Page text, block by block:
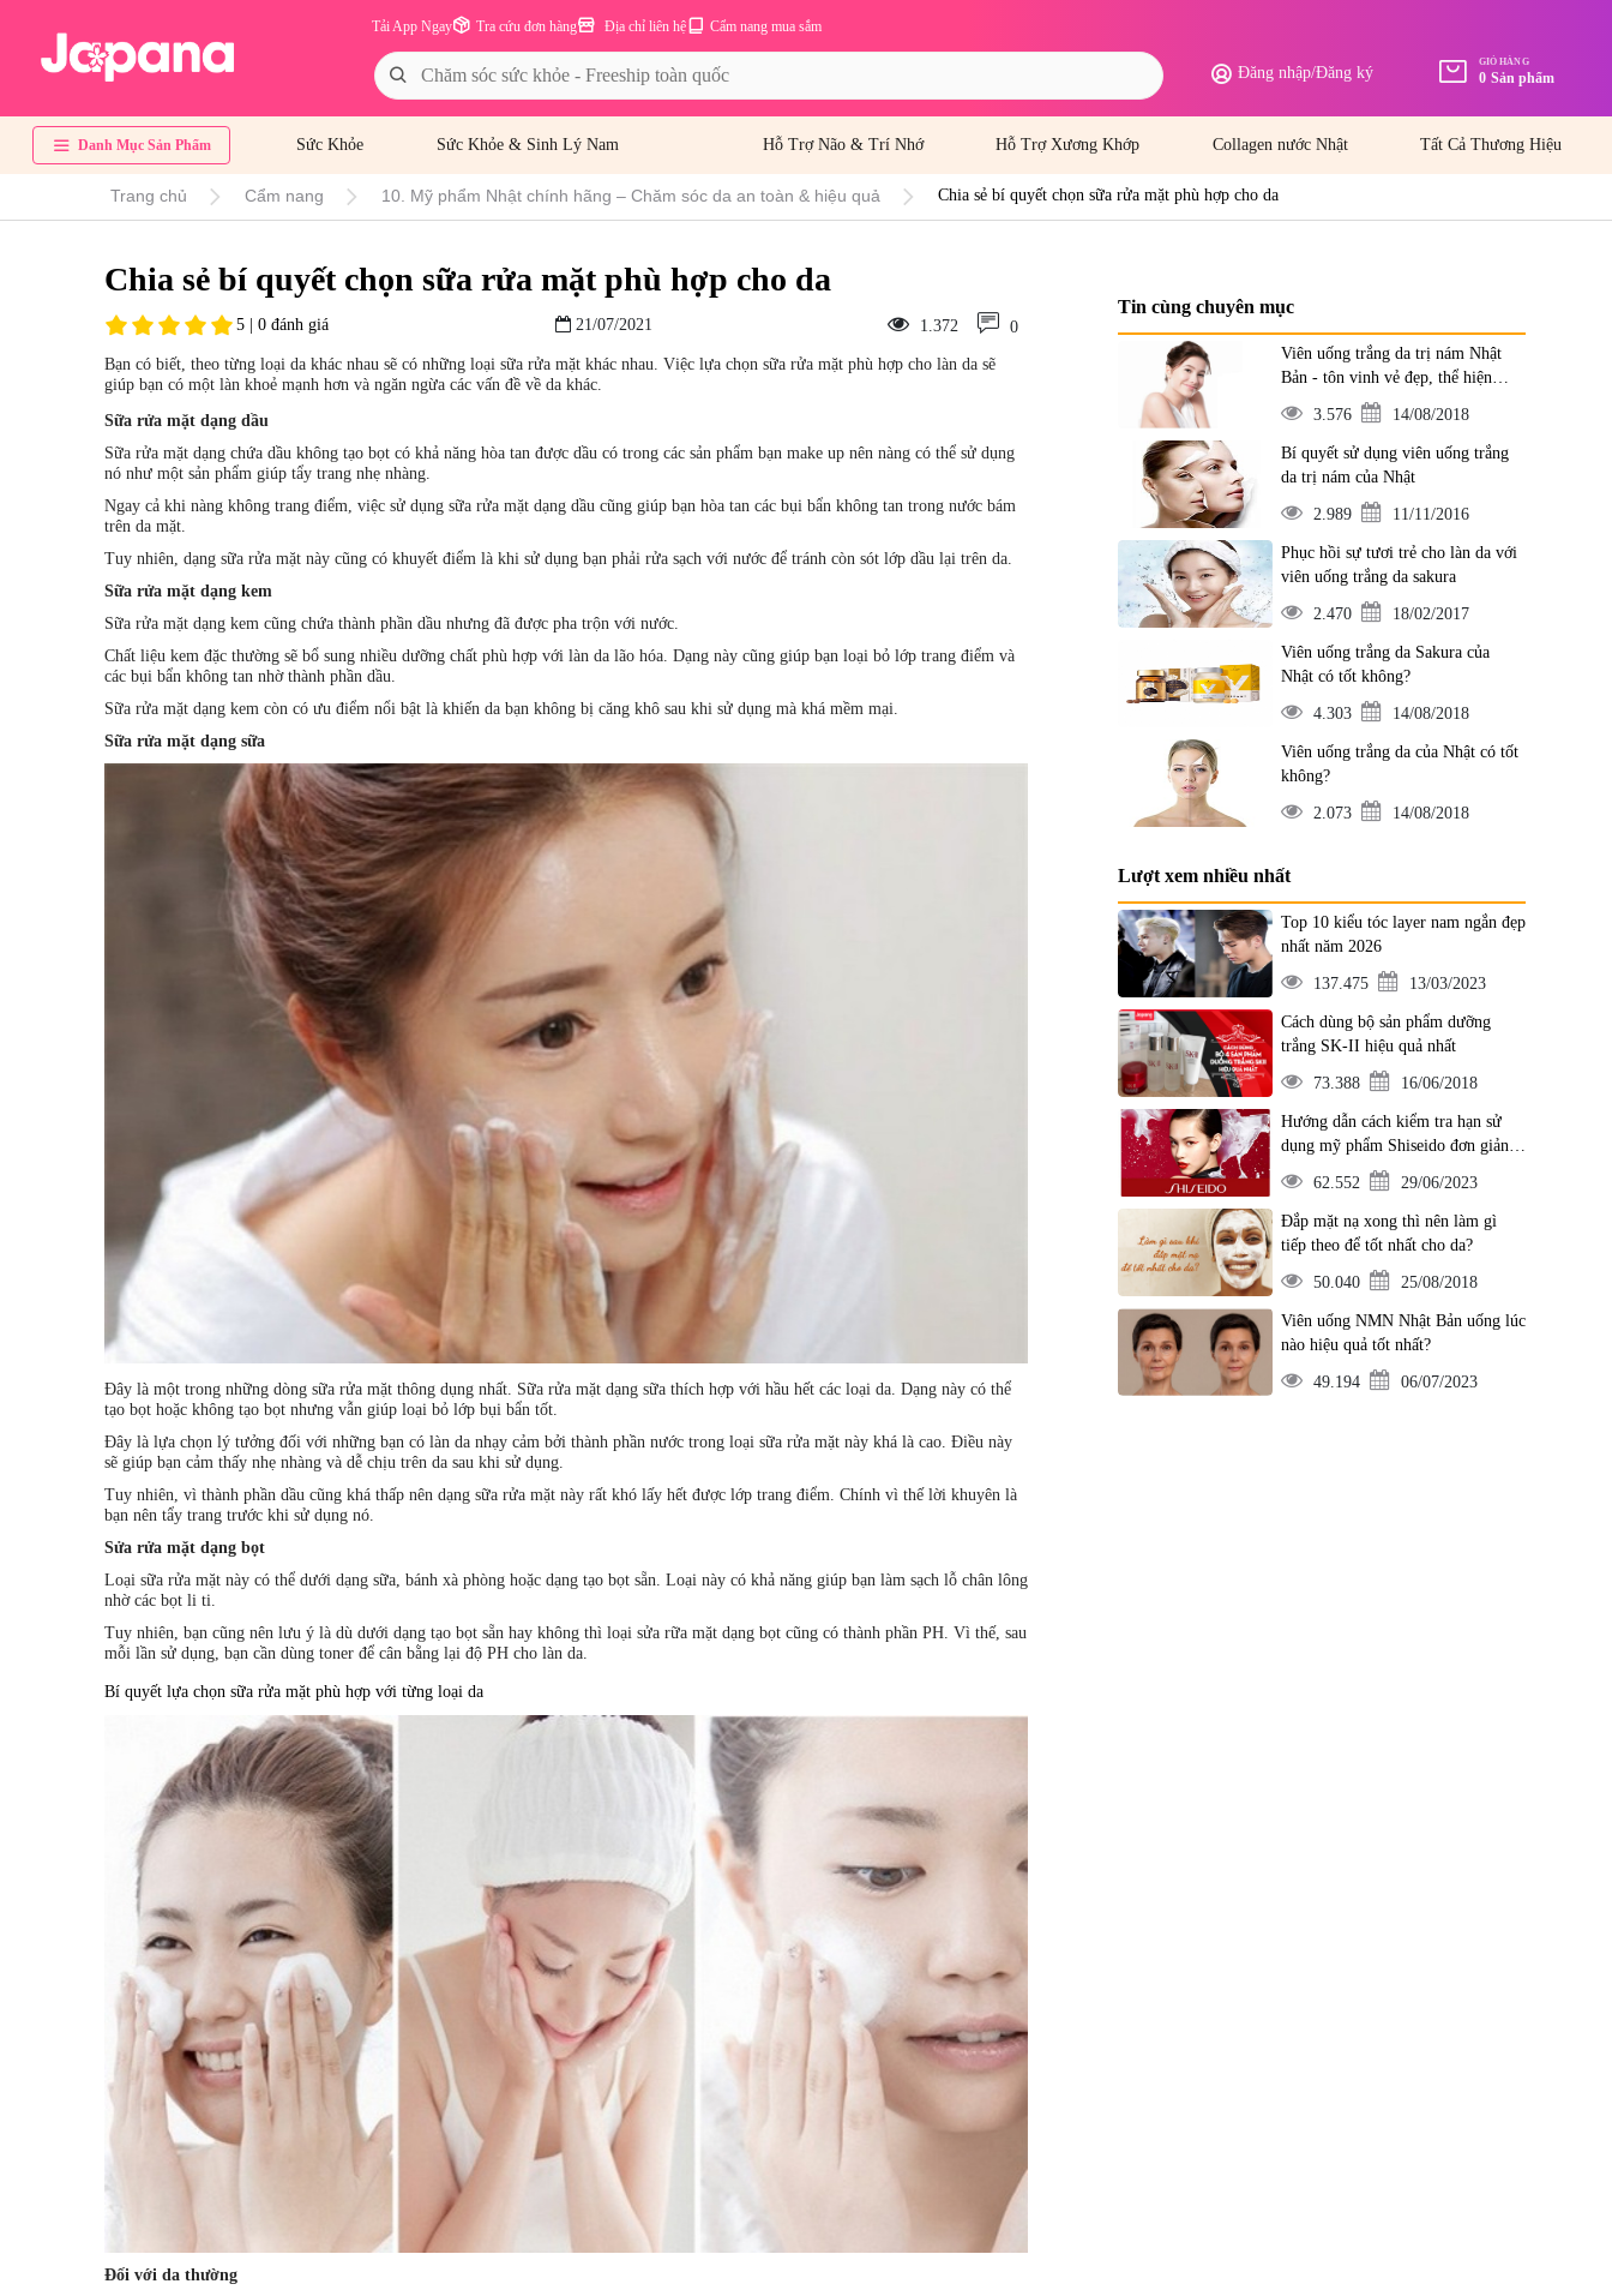
Cẩm nang mua sắm
Địa chỉ liên hệ
Tra cứu đơn hàng
Tải App Ngay
Đăng nhập/Đăng ký
GIỎ HÀNG
0 Sản phẩm
Danh Mục Sản Phẩm Sức Khỏe Sức Khỏe & Sinh Lý Nam Hỗ Trợ Não & Trí Nhớ Hỗ Trợ Xương Khớp Collagen nước Nhật Tất Cả Thương Hiệu
Trang chủ Cẩm nang 10. Mỹ phẩm Nhật chính hãng – Chăm sóc da an toàn & hiệu quả Chia sẻ bí quyết chọn sữa rửa mặt phù hợp cho da
Chia sẻ bí quyết chọn sữa rửa mặt phù hợp cho da
5 | 0 đánh giá 21/07/2021 1.372 0
Bạn có biết, theo từng loại da khác nhau sẽ có những loại sữa rửa mặt khác nhau. Việc lựa chọn sữa rửa mặt phù hợp cho làn da sẽ
giúp bạn có một làn khoẻ mạnh hơn và ngăn ngừa các vấn đề về da khác.
Sữa rửa mặt dạng dầu
Sữa rửa mặt dạng chứa dầu không tạo bọt có khả năng hòa tan được dầu có trong các sản phẩm bạn make up nên nàng có thể sử dụng
nó như một sản phẩm giúp tẩy trang nhẹ nhàng.
Ngay cả khi nàng không trang điểm, việc sử dụng sữa rửa mặt dạng dầu cũng giúp bạn hòa tan các bụi bẩn không tan trong nước bám
trên da mặt.
Tuy nhiên, dạng sữa rửa mặt này cũng có khuyết điểm là khi sử dụng bạn phải rửa sạch với nước để tránh còn sót lớp dầu lại trên da.
Sữa rửa mặt dạng kem
Sữa rửa mặt dạng kem cũng chứa thành phần dầu nhưng đã được pha trộn với nước.
Chất liệu kem đặc thường sẽ bổ sung nhiều dưỡng chất phù hợp với làn da lão hóa. Dạng này cũng giúp bạn loại bỏ lớp trang điểm và
các bụi bẩn không tan nhờ thành phần dầu.
Sữa rửa mặt dạng kem còn có ưu điểm nổi bật là khiến da bạn không bị căng khô sau khi sử dụng mà khá mềm mại.
Sữa rửa mặt dạng sữa
Đây là một trong những dòng sữa rửa mặt thông dụng nhất. Sữa rửa mặt dạng sữa thích hợp với hầu hết các loại da. Dạng này có thể
tạo bọt hoặc không tạo bọt nhưng vẫn giúp loại bỏ lớp bụi bẩn tốt.
Đây là lựa chọn lý tưởng đối với những bạn có làn da nhạy cảm bởi thành phần nước trong loại sữa rửa mặt này khá là cao. Điều này
sẽ giúp bạn cảm thấy nhẹ nhàng và dễ chịu trên da sau khi sử dụng.
Tuy nhiên, vì thành phần dầu cũng khá thấp nên dạng sữa rửa mặt này rất khó lấy hết được lớp trang điểm. Chính vì thế lời khuyên là
bạn nên tẩy trang trước khi sử dụng nó.
Sửa rửa mặt dạng bọt
Loại sữa rửa mặt này có thể dưới dạng sữa, bánh xà phòng hoặc dạng tạo bọt sẵn. Loại này có khả năng giúp bạn làm sạch lỗ chân lông
nhờ các bọt li ti.
Tuy nhiên, bạn cũng nên lưu ý là dù dưới dạng tạo bọt sẵn hay không thì loại sửa rữa mặt dạng bọt cũng có thành phần PH. Vì thế, sau
mỗi lần sử dụng, bạn cần dùng toner để cân bằng lại độ PH cho làn da.
Bí quyết lựa chọn sữa rửa mặt phù hợp với từng loại da
Đối với da thường
Tin cùng chuyên mục
Viên uống trắng da trị nám Nhật
Bản - tôn vinh vẻ đẹp, thể hiện
đẳng cấp
3.576 14/08/2018
Bí quyết sử dụng viên uống trắng
da trị nám của Nhật
2.989 11/11/2016
Phục hồi sự tươi trẻ cho làn da với
viên uống trắng da sakura
2.470 18/02/2017
Viên uống trắng da Sakura của
Nhật có tốt không?
4.303 14/08/2018
Viên uống trắng da của Nhật có tốt
không?
2.073 14/08/2018
Lượt xem nhiều nhất
Top 10 kiểu tóc layer nam ngắn đẹp
nhất năm 2026
137.475 13/03/2023
Cách dùng bộ sản phẩm dưỡng
trắng SK-II hiệu quả nhất
73.388 16/06/2018
Hướng dẫn cách kiểm tra hạn sử
dụng mỹ phẩm Shiseido đơn giản
nhất
62.552 29/06/2023
Đắp mặt nạ xong thì nên làm gì
tiếp theo để tốt nhất cho da?
50.040 25/08/2018
Viên uống NMN Nhật Bản uống lúc
nào hiệu quả tốt nhất?
49.194 06/07/2023